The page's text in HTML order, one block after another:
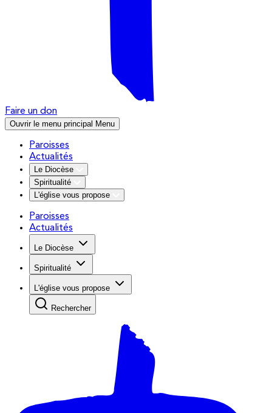
Faire un don
Ouvrir le menu principal Menu
Paroisses
Actualités
Le Diocèse
Spiritualité
L'église vous propose
Paroisses
Actualités
Le Diocèse
Spiritualité
L'église vous propose
Rechercher